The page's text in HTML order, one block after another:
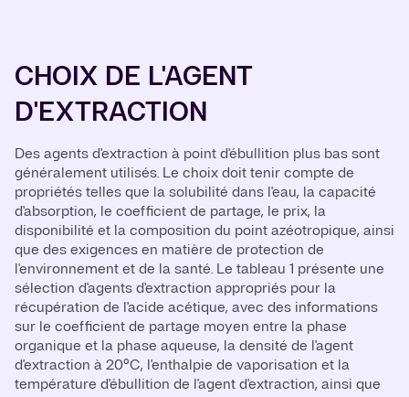
CHOIX DE L'AGENT
D'EXTRACTION
Des agents d'extraction à point d'ébullition plus bas sont
généralement utilisés. Le choix doit tenir compte de
propriétés telles que la solubilité dans l'eau, la capacité
d'absorption, le coefficient de partage, le prix, la
disponibilité et la composition du point azéotropique, ainsi
que des exigences en matière de protection de
l'environnement et de la santé. Le tableau 1 présente une
sélection d'agents d'extraction appropriés pour la
récupération de l'acide acétique, avec des informations
sur le coefficient de partage moyen entre la phase
organique et la phase aqueuse, la densité de l'agent
d'extraction à 20°C, l'enthalpie de vaporisation et la
température d'ébullition de l'agent d'extraction, ainsi que